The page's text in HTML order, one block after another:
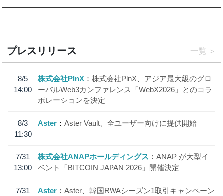
プレスリリース 一覧
8/5
14:00
株式会社PlnX
株式会社PlnX、アジア最大級のグロ
ーバルWeb3カンファレンス「WebX2026」とのコラ
ボレーションを決定
8/3
11:30
Aster Aster Vault、全ユーザー向けに提供開始
7/31
13:00
株式会社ANAPホールディングス
ANAP が大型イ
ベント「BITCOIN JAPAN 2026」開催決定
7/31
Aster
Aster、韓国RWAシーズン1取引キャンペーン